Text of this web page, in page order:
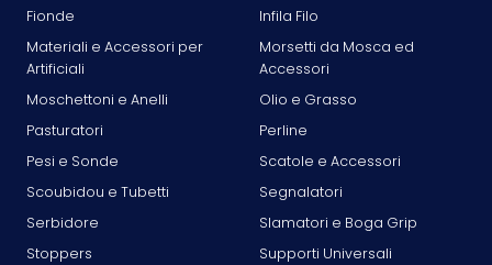
Fionde
Infila Filo
Materiali e Accessori per
Artificiali
Morsetti da Mosca ed
Accessori
Moschettoni e Anelli
Olio e Grasso
Pasturatori
Perline
Pesi e Sonde
Scatole e Accessori
Scoubidou e Tubetti
Segnalatori
Serbidore
Slamatori e Boga Grip
Stoppers
Supporti Universali